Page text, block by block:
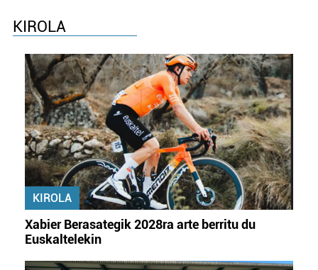
KIROLA
KIROLA
Xabier Berasategik 2028ra arte berritu du
Euskaltelekin